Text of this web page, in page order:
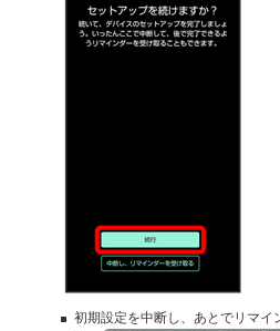
初期設定を中断し、あとでリマイ